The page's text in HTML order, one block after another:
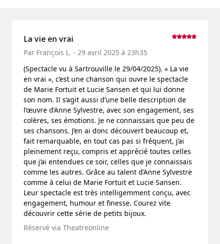
La vie en vrai
Par François L. - 29 avril 2025 à 23h35
(Spectacle vu à Sartrouville le 29/04/2025). « La vie
en vrai », c’est une chanson qui ouvre le spectacle
de Marie Fortuit et Lucie Sansen et qui lui donne
son nom. Il s’agit aussi d’une belle description de
l’œuvre d’Anne Sylvestre, avec son engagement, ses
colères, ses émotions. Je ne connaissais que peu de
ses chansons. J’en ai donc découvert beaucoup et,
fait remarquable, en tout cas pas si fréquent, j’ai
pleinement reçu, compris et apprécié toutes celles
que j’ai entendues ce soir, celles que je connaissais
comme les autres. Grâce au talent d’Anne Sylvestre
comme à celui de Marie Fortuit et Lucie Sansen.
Leur spectacle est très intelligemment conçu, avec
engagement, humour et finesse. Courez vite
découvrir cette série de petits bijoux.
Réservé via Theatreonline